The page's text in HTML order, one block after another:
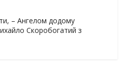
– Ангелом додому
Скоробогатий з